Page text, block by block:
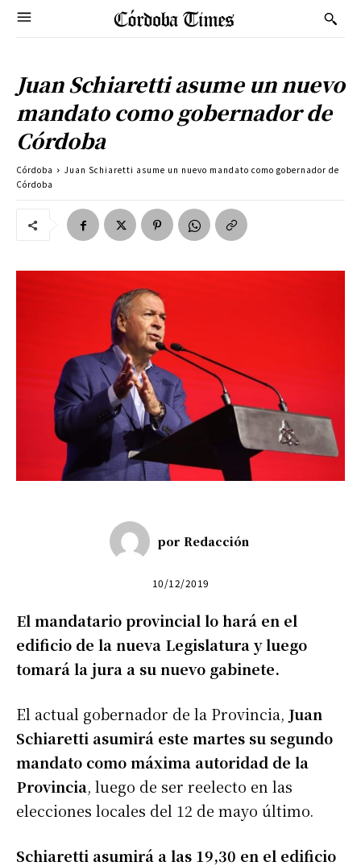
Juan Schiaretti asume un nuevo
mandato como gobernador de
Córdoba
Córdoba
Juan Schiaretti asume un nuevo mandato como gobernador de
Córdoba
por Redacción
10/12/2019
El mandatario provincial lo hará en el
edificio de la nueva Legislatura y luego
tomará la jura a su nuevo gabinete.
El actual gobernador de la Provincia, Juan
Schiaretti asumirá este martes su segundo
mandato como máxima autoridad de la
Provincia, luego de ser reelecto en las
elecciones locales del 12 de mayo último.
Schiaretti asumirá a las 19,30 en el edificio